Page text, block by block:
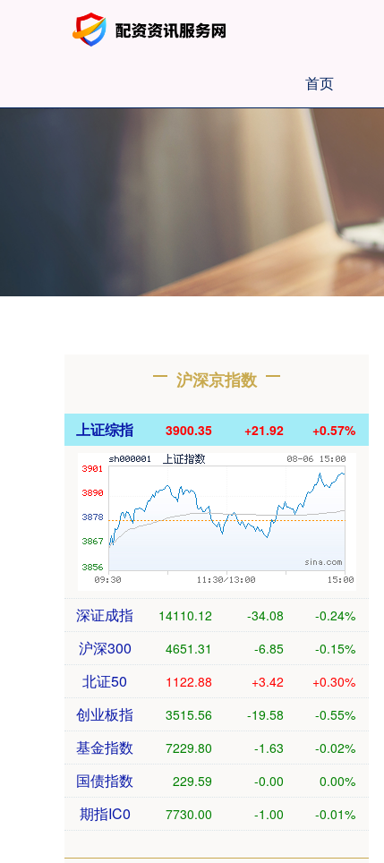
首页
沪深京指数
上证综指 3900.35 +21.92 +0.57%
深证成指 14110.12 -34.08 -0.24%
沪深300 4651.31 -6.85 -0.15%
北证50 1122.88 +3.42 +0.30%
创业板指 3515.56 -19.58 -0.55%
基金指数 7229.80 -1.63 -0.02%
国债指数 229.59 -0.00 0.00%
期指IC0 7730.00 -1.00 -0.01%